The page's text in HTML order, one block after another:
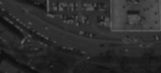
Приморский край, г. Владивосток,
ул. Интернациональная, д. 50